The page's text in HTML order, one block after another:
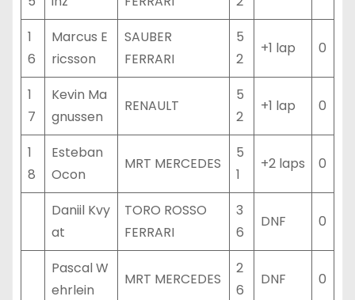
1
6
Marcus E
ricsson
SAUBER
FERRARI
5
2
+1 lap 0
1
7
Kevin Ma
gnussen
RENAULT
5
2
+1 lap 0
1
8
Esteban
Ocon
MRT MERCEDES
5
1
+2 laps 0
Daniil Kvy
at
TORO ROSSO
FERRARI
3
6
DNF 0
Pascal W
ehrlein
MRT MERCEDES
2
6
DNF 0